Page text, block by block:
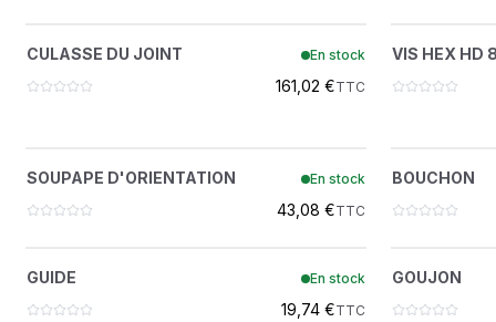
6666799
CULASSE DU JOINT En stock
161,02 €TTC
VIS HEX HD
?
7435287
SOUPAPE D'ORIENTATION En stock
43,08 €TTC
BOUCHON
GUIDE En stock
19,74 €TTC
GOUJON